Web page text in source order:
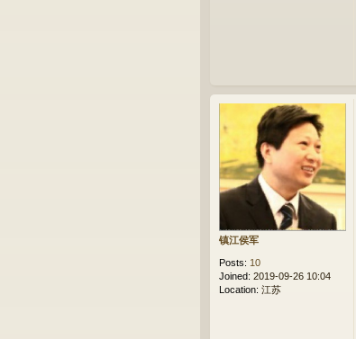
镇江侯军
Posts: 10
Joined: 2019-09-26 10:04
Location: 江苏